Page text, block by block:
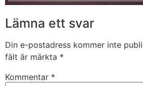
Lämna ett svar
Din e-postadress kommer inte
fält är märkta *
Kommentar *